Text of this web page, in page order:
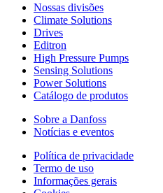
Nossas divisões
Climate Solutions
Drives
Editron
High Pressure Pumps
Sensing Solutions
Power Solutions
Catálogo de produtos
Sobre a Danfoss
Notícias e eventos
Política de privacidade
Termo de uso
Informações gerais